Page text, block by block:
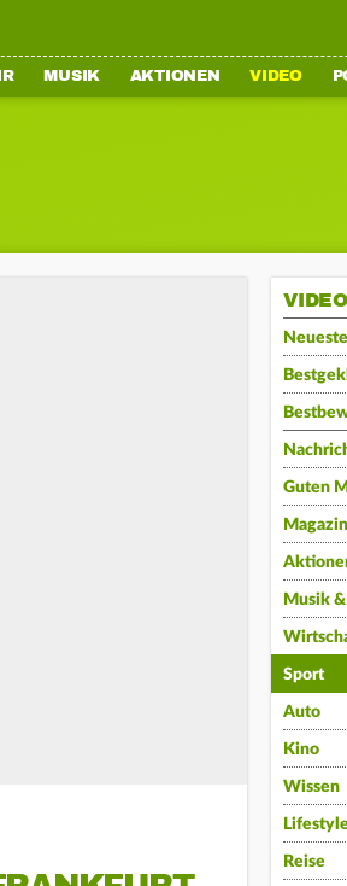
MUSIK AKTIONEN VIDEO
Neueste
Guten
Magazin
Musik
Sport
Auto
Kino
Wissen
Reise